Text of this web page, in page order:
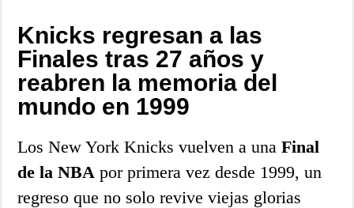
Knicks regresan a las
Finales tras 27 años y
reabren la memoria del
mundo en 1999
Los New York Knicks vuelven a unaFinal
de la NBA por primera vez desde 1999, un
regreso que no solo revive viejas glorias